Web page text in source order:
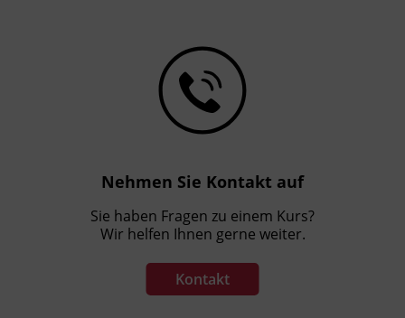
Abschlussinformation
Abschluss laut Verordnung über den
Qualifizierungslehrgang für Assistenzkräfte in
Kinderbetreuungseinrichtungen sowie über
die Ausstellung des Ausbildungsnachweises
Terminübersicht
Nehmen Sie Kontakt auf
Sie haben Fragen zu einem Kurs?
Wir helfen Ihnen gerne weiter.
Kontakt